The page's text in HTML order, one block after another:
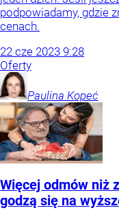
podpowiadamy, gdzie
cenach.
22 cze 2023 9:28
Oferty
Paulina Kopeć
Więcej odmów niż
godzą się na